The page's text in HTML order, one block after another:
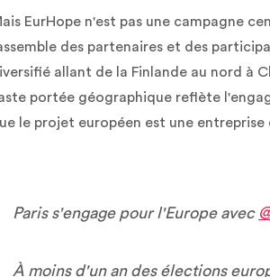
EurHope n'est pas une campagne
des partenaires et des
allant de la Finlande au nord à
portée géographique reflète
le projet européen est une
Paris s'engage pour l'Europe avec
À moins d'un an des élections